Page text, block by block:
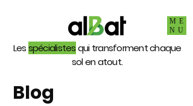
ME
NU
Lesspécialistesqui transforment chaque
sol en atout.
Blog